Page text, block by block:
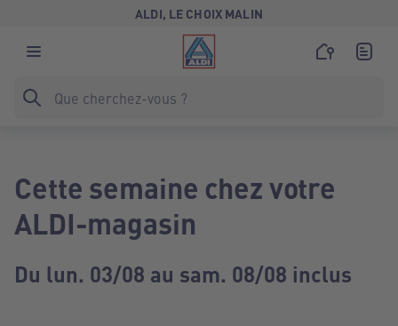
ALDI, LE CHOIX MALIN
Cette semaine chez votre
ALDI-magasin
Du lun. 03/08 au sam. 08/08 inclus